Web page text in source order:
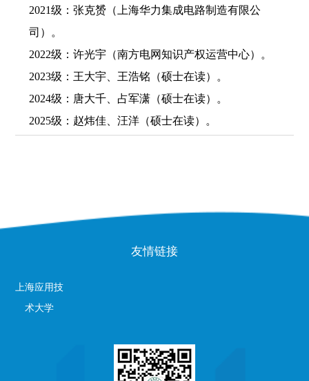
2021级：张克赟（上海华力集成电路制造有限公
司）。
2022级：许光宇（南方电网知识产权运营中心）。
2023级：王大宇、王浩铭（硕士在读）。
2024级：唐大千、占军潇（硕士在读）。
2025级：赵炜佳、汪洋（硕士在读）。
友情链接
上海应用技
术大学